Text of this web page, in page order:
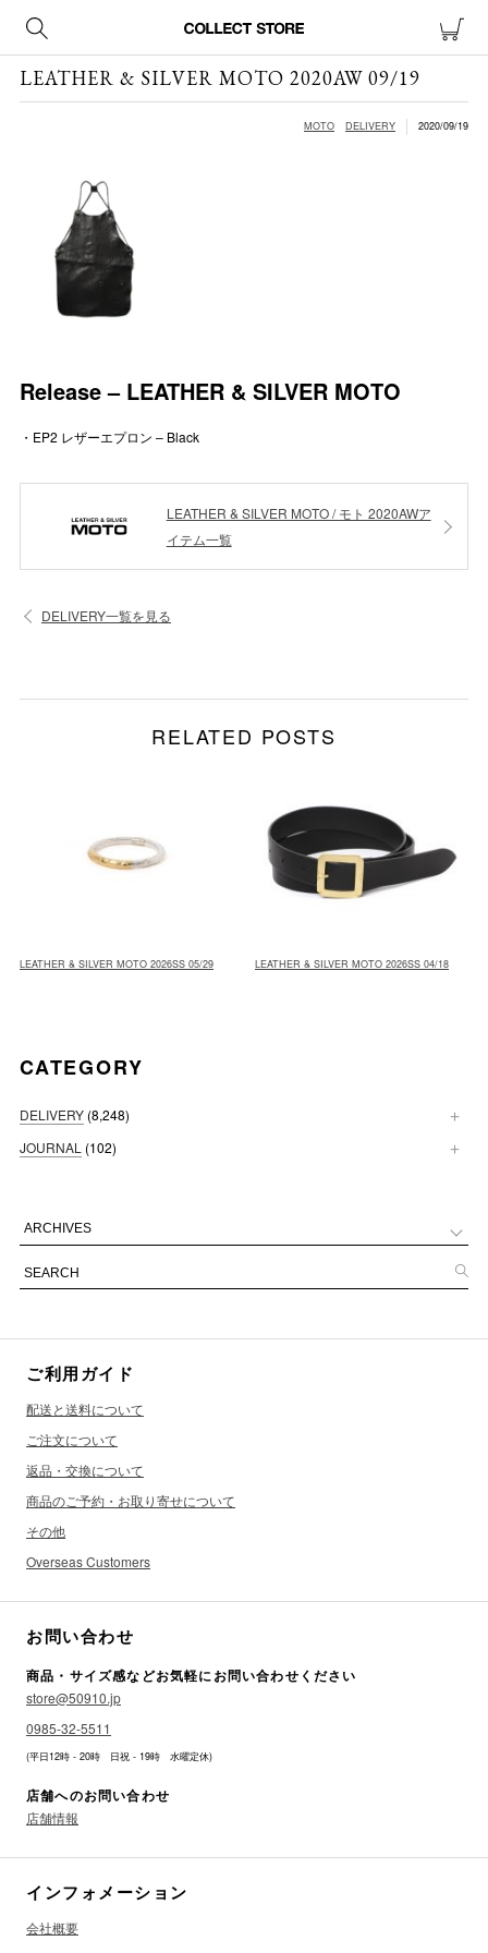
LEATHER & SILVER MOTO 2020AW 09/19
MOTO DELIVERY 2020/09/19
Release – LEATHER & SILVER MOTO
・EP2 レザーエプロン – Black
LEATHER & SILVER MOTO / モト 2020AWア
イテム一覧
DELIVERY一覧を見る
RELATED POSTS
LEATHER & SILVER MOTO 2026SS 05/29 LEATHER & SILVER MOTO 2026SS 04/18
CATEGORY
DELIVERY (8,248)
JOURNAL (102)
ご利用ガイド
配送と送料について
ご注文について
返品・交換について
商品のご予約・お取り寄せについて
その他
Overseas Customers
お問い合わせ
商品・サイズ感などお気軽にお問い合わせください
store@50910.jp
0985-32-5511
(平日12時 - 20時 日祝 - 19時 水曜定休)
店舗へのお問い合わせ
店舗情報
インフォメーション
会社概要